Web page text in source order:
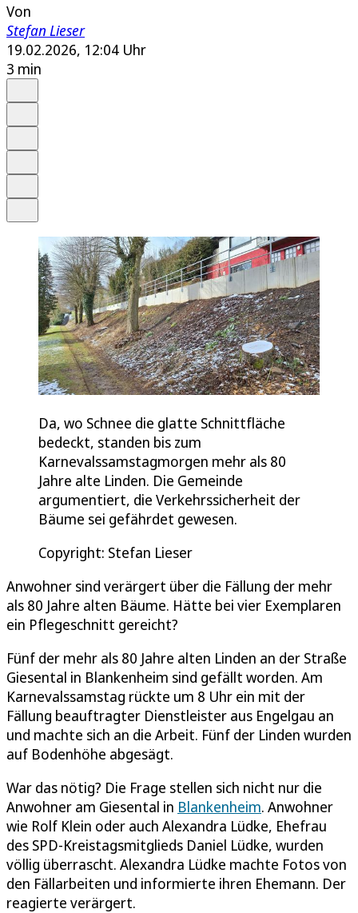
Von
Stefan Lieser
19.02.2026, 12:04 Uhr
3 min
Da, wo Schnee die glatte Schnittfläche
bedeckt, standen bis zum
Karnevalssamstagmorgen mehr als 80
Jahre alte Linden. Die Gemeinde
argumentiert, die Verkehrssicherheit der
Bäume sei gefährdet gewesen.
Copyright: Stefan Lieser
Anwohner sind verärgert über die Fällung der mehr
als 80 Jahre alten Bäume. Hätte bei vier Exemplaren
ein Pflegeschnitt gereicht?
Fünf der mehr als 80 Jahre alten Linden an der Straße
Giesental in Blankenheim sind gefällt worden. Am
Karnevalssamstag rückte um 8 Uhr ein mit der
Fällung beauftragter Dienstleister aus Engelgau an
und machte sich an die Arbeit. Fünf der Linden wurden
auf Bodenhöhe abgesägt.
War das nötig? Die Frage stellen sich nicht nur die
Anwohner am Giesental in Blankenheim. Anwohner
wie Rolf Klein oder auch Alexandra Lüdke, Ehefrau
des SPD-Kreistagsmitglieds Daniel Lüdke, wurden
völlig überrascht. Alexandra Lüdke machte Fotos von
den Fällarbeiten und informierte ihren Ehemann. Der
reagierte verärgert.